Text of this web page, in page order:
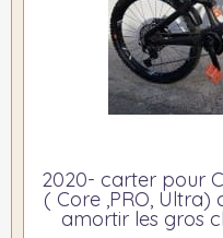
2020- carter pour
( Core ,PRO, Ultra)
amortir les gros